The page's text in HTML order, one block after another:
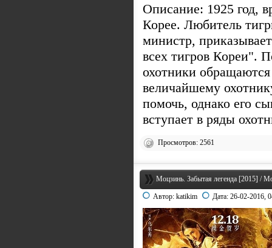
Описание: 1925 год,
Корее. Любитель
министр,
всех тигров Кореи".
охотники
величайшему
помочь, однако его
вступает в ряды
Просмотров: 2561
Моцзинь. Забытая легенда [2015] /
Автор: katikim Дата: 26-02-2016,